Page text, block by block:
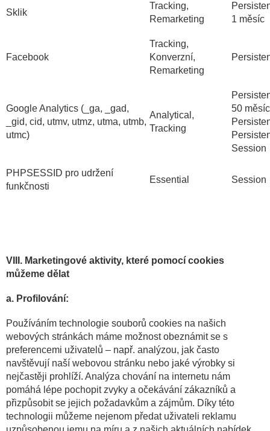
Sklik
Tracking,
Remarketing
1 měsíc
Facebook
Tracking,
Konverzní,
Remarketing
Google Analytics (_ga, _gad,
_gid, cid, utmv, utmz, utma, utmb,
utmc)
Analytical,
Tracking
50
Session
PHPSESSID pro udržení
funkčnosti
Essential Session
VIII. Marketingové aktivity, které pomocí cookies
můžeme dělat
a. Profilování:
Používáním technologie souborů cookies na našich
webových stránkách máme možnost obeznámit se s
preferencemi uživatelů – např. analýzou, jak často
navštěvují naší webovou stránku nebo jaké výrobky si
nejčastěji prohlíží. Analýza chování na internetu nám
pomáhá lépe pochopit zvyky a očekávání zákazníků a
přizpůsobit se jejich požadavkům a zájmům. Díky této
technologii můžeme nejenom předat uživateli reklamu